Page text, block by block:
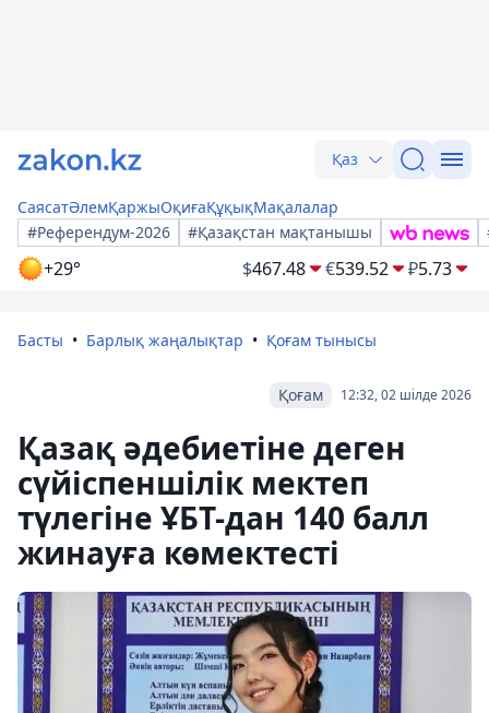
Қаз
СаясатӘлемҚаржыОқиғаҚұқықМақалалар
#Референдум-2026
#Қазақстан мақтанышы
+29° $467.48 €539.52 ₽5.73
Басты Барлық жаңалықтар Қоғам тынысы
12:32, 02 шілде 2026
Қоғам
Қазақ әдебиетіне деген
сүйіспеншілік мектеп
түлегіне ҰБТ-дан 140 балл
жинауға көмектесті